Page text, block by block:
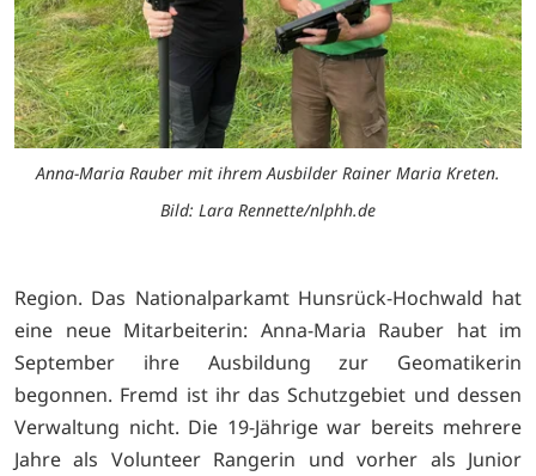
Anna-Maria Rauber mit ihrem Ausbilder Rainer Maria Kreten.
Bild: Lara Rennette/nlphh.de
Region. Das Nationalparkamt Hunsrück-Hochwald hat
eine neue Mitarbeiterin: Anna-Maria Rauber hat im
September ihre Ausbildung zur Geomatikerin
begonnen. Fremd ist ihr das Schutzgebiet und dessen
Verwaltung nicht. Die 19-Jährige war bereits mehrere
Jahre als Volunteer Rangerin und vorher als Junior